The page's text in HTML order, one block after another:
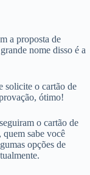
a proposta de
nome disso é a
solicite o cartão de
ótimo!
o cartão de
sabe você
opções de